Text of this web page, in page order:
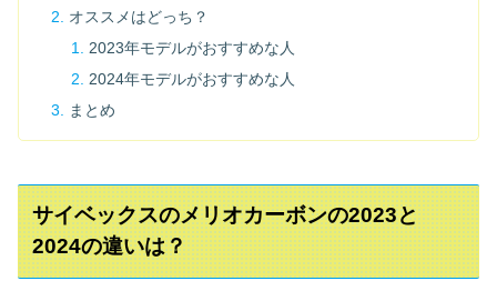
オススメはどっち？
2023年モデルがおすすめな人
2024年モデルがおすすめな人
まとめ
サイベックスのメリオカーボンの2023と
2024の違いは？